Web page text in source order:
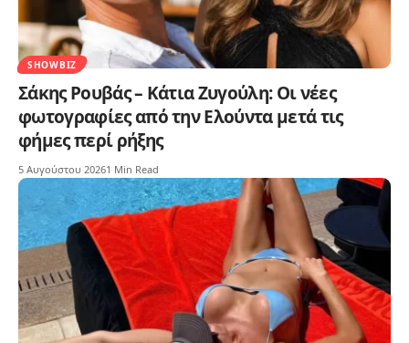
SHOWBIZ
Σάκης Ρουβάς – Κάτια Ζυγούλη: Οι νέες
φωτογραφίες από την Ελούντα μετά τις
φήμες περί ρήξης
5 Αυγούστου 20261 Min Read